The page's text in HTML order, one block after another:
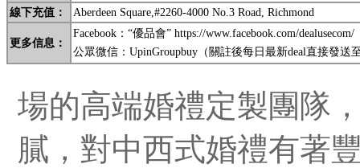
線下充值 ： Aberdeen Square,#2260-4000 No.3 Road, Richmond
更多信息 ：
Facebook：“優品會” https://www.facebook.com/dealusecom/
公眾微信： UpinGroupbuy （關註後每日最新deal直接發送
場的高端婚禮定製團隊
膩，對中西式婚禮有著